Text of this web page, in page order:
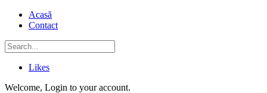
Acasă
Contact
Likes
Welcome, Login to your account.